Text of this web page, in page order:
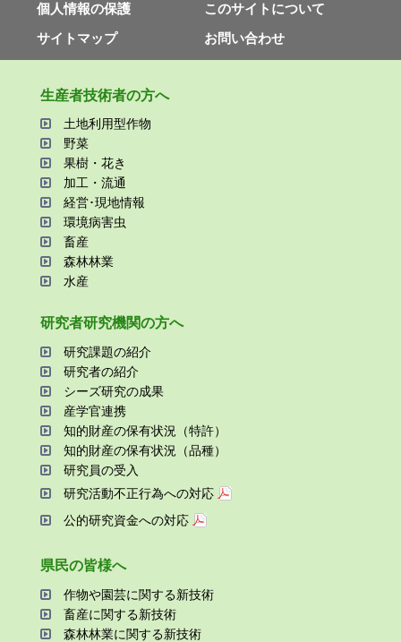
個⼈情報の保護
このサイトについて
サイトマップ
お問い合わせ
⽣産者技術者の⽅へ
⼟地利⽤型作物
野菜
果樹・花き
加⼯・流通
経営･現地情報
環境病害⾍
畜産
森林林業
⽔産
研究者研究機関の⽅へ
研究課題の紹介
研究者の紹介
シーズ研究の成果
産学官連携
知的財産の保有状況（特許）
知的財産の保有状況（品種）
研究員の受⼊
研究活動不正⾏為への対応
公的研究資金への対応
県⺠の皆様へ
作物や園芸に関する新技術
畜産に関する新技術
森林林業に関する新技術